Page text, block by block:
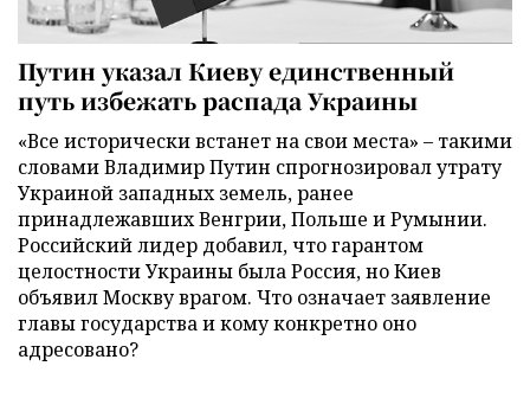
Путин указал Киеву единственный
путь избежать распада Украины
«Все исторически встанет на свои места» – такими
словами Владимир Путин спрогнозировал утрату
Украиной западных земель, ранее
принадлежавших Венгрии, Польше и Румынии.
Российский лидер добавил, что гарантом
целостности Украины была Россия, но Киев
объявил Москву врагом. Что означает заявление
главы государства и кому конкретно оно
адресовано?